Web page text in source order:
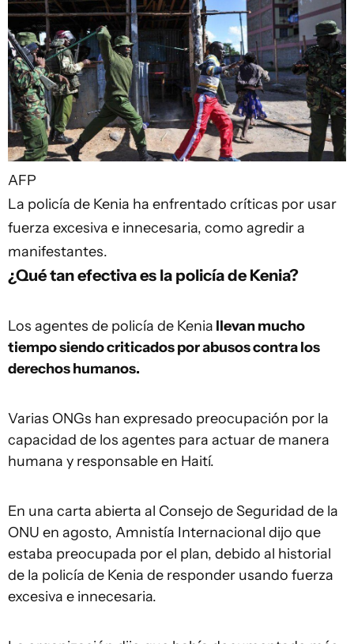
AFP
La policía de Kenia ha enfrentado críticas por usar
fuerza excesiva e innecesaria, como agredir a
manifestantes.
​¿Qué tan efectiva es la policía de Kenia?
Los agentes de policía de Kenia llevan mucho
tiempo siendo criticados por abusos contra los
derechos humanos.
Varias ONGs han expresado preocupación por la
capacidad de los agentes para actuar de manera
humana y responsable en Haití.
En una carta abierta al Consejo de Seguridad de la
ONU en agosto, Amnistía Internacional dijo que
estaba preocupada por el plan, debido al historial
de la policía de Kenia de responder usando fuerza
excesiva e innecesaria.